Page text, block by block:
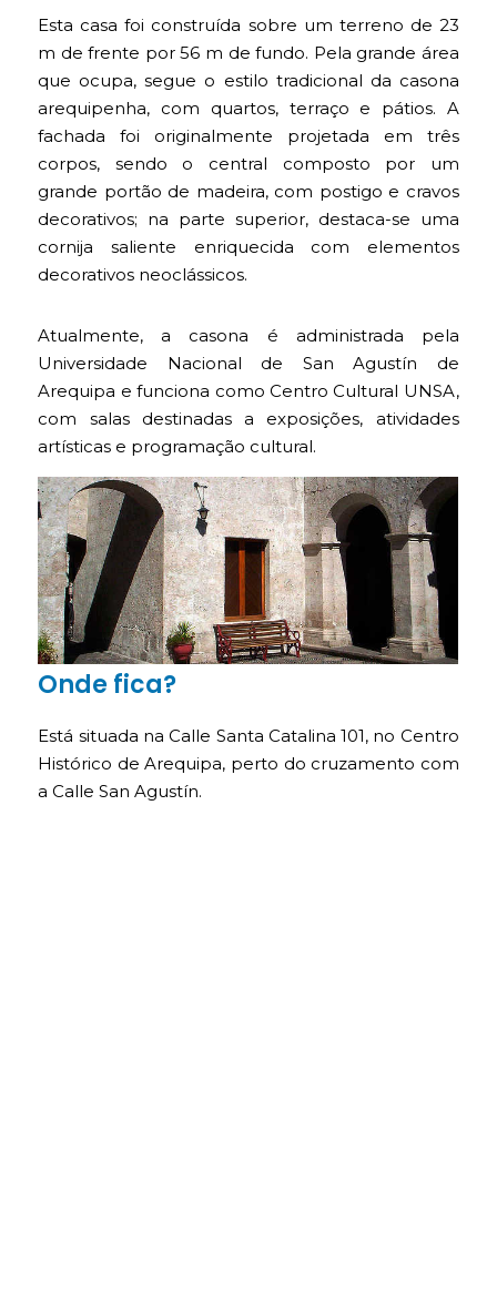
Esta casa foi construída sobre um terreno de 23
m de frente por 56 m de fundo. Pela grande área
que ocupa, segue o estilo tradicional da casona
arequipenha, com quartos, terraço e pátios. A
fachada foi originalmente projetada em três
corpos, sendo o central composto por um
grande portão de madeira, com postigo e cravos
decorativos; na parte superior, destaca-se uma
cornija saliente enriquecida com elementos
decorativos neoclássicos.
Atualmente, a casona é administrada pela
Universidade Nacional de San Agustín de
Arequipa e funciona como Centro Cultural UNSA,
com salas destinadas a exposições, atividades
artísticas e programação cultural.
Onde fica?
Está situada na Calle Santa Catalina 101, no Centro
Histórico de Arequipa, perto do cruzamento com
a Calle San Agustín.